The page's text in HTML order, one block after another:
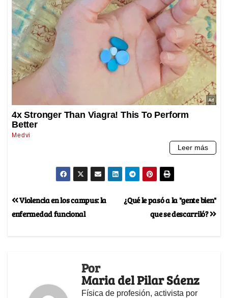
¿Qué le pasó a la "gente bien"
que se descarriló?
Violencia en los campus: la
enfermedad funcional
Por
Maria del Pilar Sáenz
Física de profesión, activista por